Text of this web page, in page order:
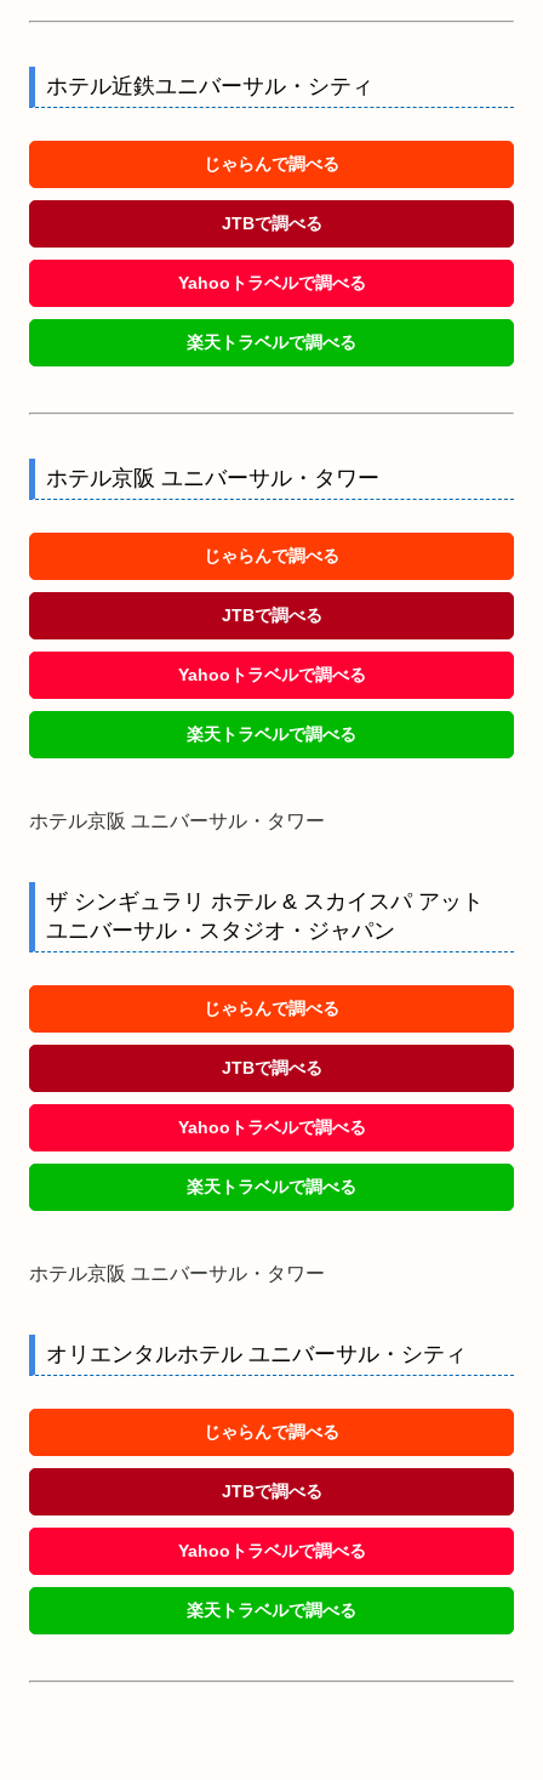
ホテル近鉄ユニバーサル・シティ
じゃらんで調べる
JTBで調べる
Yahooトラベルで調べる
楽天トラベルで調べる
ホテル京阪 ユニバーサル・タワー
じゃらんで調べる
JTBで調べる
Yahooトラベルで調べる
楽天トラベルで調べる
ホテル京阪 ユニバーサル・タワー
ザ シンギュラリ ホテル & スカイスパ アット
ユニバーサル・スタジオ・ジャパン
じゃらんで調べる
JTBで調べる
Yahooトラベルで調べる
楽天トラベルで調べる
ホテル京阪 ユニバーサル・タワー
オリエンタルホテル ユニバーサル・シティ
じゃらんで調べる
JTBで調べる
Yahooトラベルで調べる
楽天トラベルで調べる